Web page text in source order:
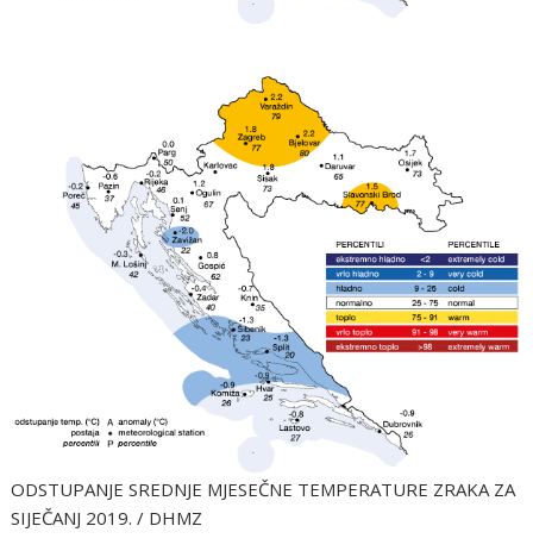
ODSTUPANJE SREDNJE MJESEČNE TEMPERATURE ZRAKA ZA
SIJEČANJ 2019. / DHMZ